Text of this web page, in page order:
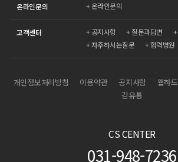
온라인문의 온라인문의
고객센터 공지사항 질문과답변
자주하시는질문
협력병원
개인정보처리방침 이용약관 공지사항 웹하드
강유통
CS CENTER
031-948-7236